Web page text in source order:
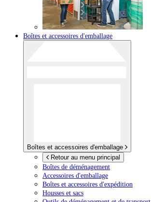
Boîtes et accessoires d'emballage
Boîtes et accessoires d'emballage
Retour au menu principal
Boîtes de déménagement
Accessoires d'emballage
Boîtes et accessoires d'expédition
Housses et sacs